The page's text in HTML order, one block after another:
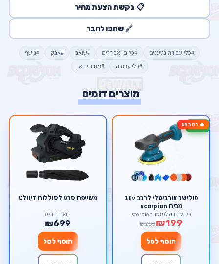
📋 בקשת הצעת מחיר
🔗 שתפו לחבר
#כלי עבודה נטענים #כלים ואביזרים #שואב #אבק
#נושף
#כלי עבודה
#מחיר יבואן
מוצרים דומים
🔥 במבצע-33%
פולישר אורביטלי לרכב 18v
מבית scorpion
כלי עבודה למוסך scorpion
₪199
₪299
הוסף לסל
משייפת סרט לסוללות דיוולט
תואם דיוולט
₪699
הוסף לסל